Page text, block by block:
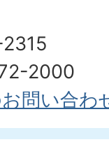
2000
問い合わ